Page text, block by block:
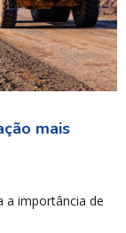
mais
a importância de